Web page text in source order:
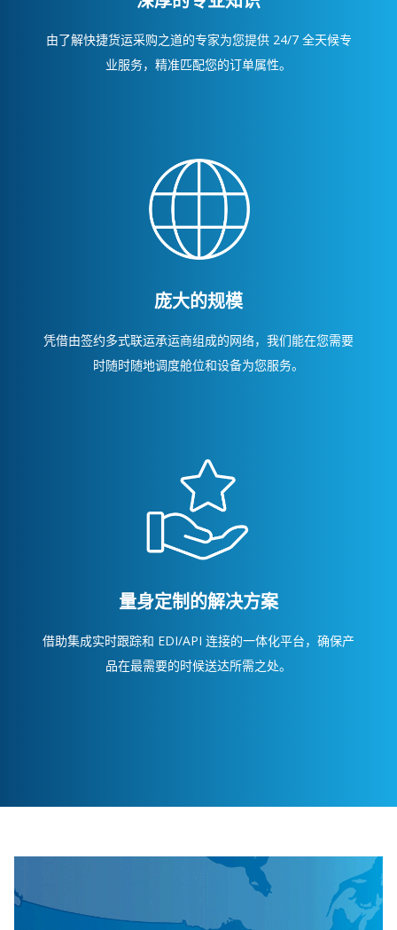
由了解快捷货运采购之道的专家为您提供 24/7 全天候专
业服务，精准匹配您的订单属性。
庞大的规模
凭借由签约多式联运承运商组成的网络，我们能在您需要
时随时随地调度舱位和设备为您服务。
量身定制的解决方案
借助集成实时跟踪和 EDI/API 连接的一体化平台，确保产
品在最需要的时候送达所需之处。